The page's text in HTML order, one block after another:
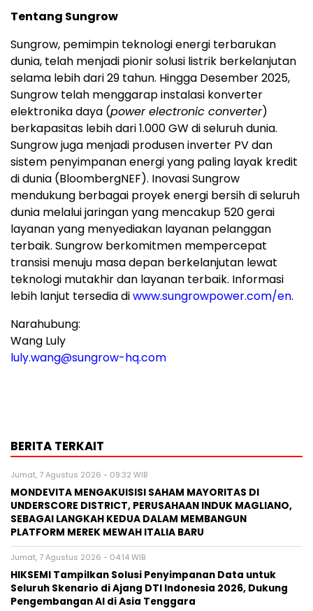
Tentang Sungrow
Sungrow, pemimpin teknologi energi terbarukan
dunia, telah menjadi pionir solusi listrik berkelanjutan
selama lebih dari 29 tahun. Hingga Desember 2025,
Sungrow telah menggarap instalasi konverter
elektronika daya (power electronic converter)
berkapasitas lebih dari 1.000 GW di seluruh dunia.
Sungrow juga menjadi produsen inverter PV dan
sistem penyimpanan energi yang paling layak kredit
di dunia (BloombergNEF). Inovasi Sungrow
mendukung berbagai proyek energi bersih di seluruh
dunia melalui jaringan yang mencakup 520 gerai
layanan yang menyediakan layanan pelanggan
terbaik. Sungrow berkomitmen mempercepat
transisi menuju masa depan berkelanjutan lewat
teknologi mutakhir dan layanan terbaik. Informasi
lebih lanjut tersedia diwww.sungrowpower.com/en.
Narahubung:
Wang Luly
luly.wang@sungrow-hq.com
BERITA TERKAIT
Jumat, 7 Agustus 2026 - 09:32 WIB
MONDEVITA MENGAKUISISI SAHAM MAYORITAS DI
UNDERSCORE DISTRICT, PERUSAHAAN INDUK MAGLIANO,
SEBAGAI LANGKAH KEDUA DALAM MEMBANGUN
PLATFORM MEREK MEWAH ITALIA BARU
Jumat, 7 Agustus 2026 - 04:14 WIB
HIKSEMI Tampilkan Solusi Penyimpanan Data untuk
Seluruh Skenario di Ajang DTI Indonesia 2026, Dukung
Pengembangan AI di Asia Tenggara